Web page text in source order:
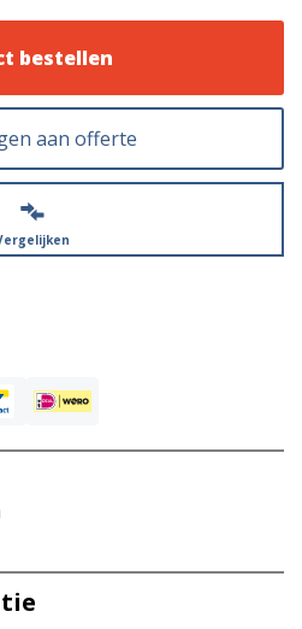
bestellen
aan offerte